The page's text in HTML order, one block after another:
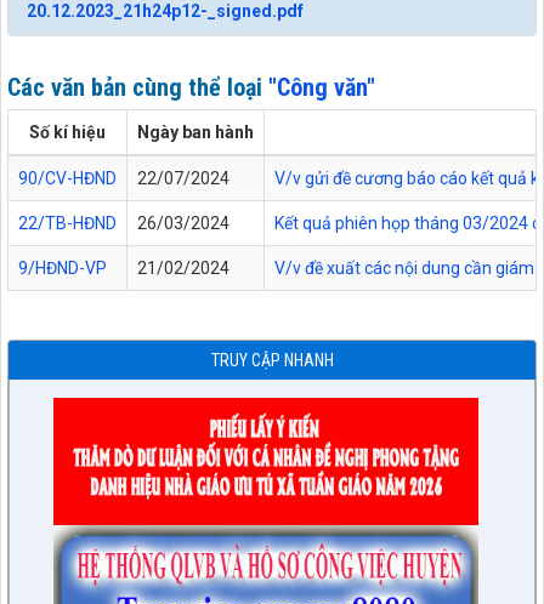
20.12.2023_21h24p12-_signed.pdf
Các văn bản cùng thể loại "Công văn"
Số kí hiệu Ngày ban hành
90/CV-HĐND 22/07/2024 V/v gửi đề cương báo cáo kết quả
22/TB-HĐND 26/03/2024 Kết quả phiên họp tháng 03/2024
9/HĐND-VP 21/02/2024 V/v đề xuất các nội dung cần giám
TRUY CẬP NHANH